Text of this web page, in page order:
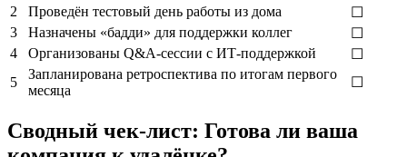
2
Проведён тестовый день работы из дома
☐
3
Назначены «бадди» для поддержки коллег
☐
4
Организованы Q&A-сессии с ИТ-поддержкой
☐
5
Запланирована ретроспектива по итогам первого
месяца
☐
Сводный чек-лист: Готова ли ваша